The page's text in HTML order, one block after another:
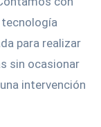
para realizar
sin ocasionar
intervención